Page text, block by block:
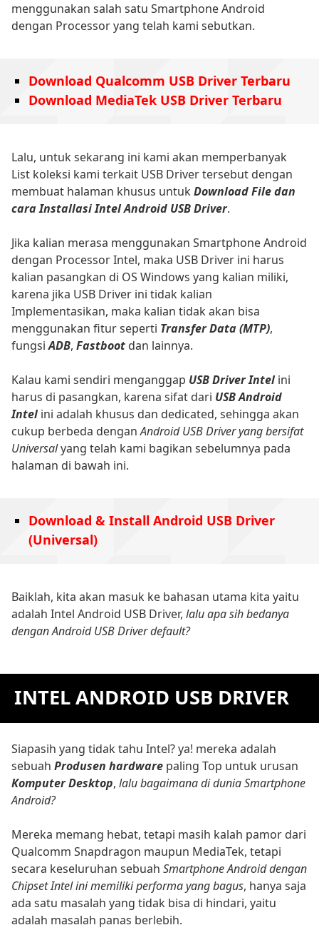
menggunakan salah satu Smartphone Android
dengan Processor yang telah kami sebutkan.
Download Qualcomm USB Driver Terbaru
Download MediaTek USB Driver Terbaru
Lalu, untuk sekarang ini kami akan memperbanyak
List koleksi kami terkait USB Driver tersebut dengan
membuat halaman khusus untukDownload File dan
cara Installasi Intel Android USB Driver.
Jika kalian merasa menggunakan Smartphone Android
dengan Processor Intel, maka USB Driver ini harus
kalian pasangkan di OS Windows yang kalian miliki,
karena jika USB Driver ini tidak kalian
Implementasikan, maka kalian tidak akan bisa
menggunakan fitur seperti Transfer Data (MTP),
fungsiADB, Fastboot dan lainnya.
Kalau kami sendiri menganggap USB Driver Intel ini
harus di pasangkan, karena sifat dari USB Android
Intel ini adalah khusus dan dedicated, sehingga akan
cukup berbeda denganAndroid USB Driver yang bersifat
Universalyang telah kami bagikan sebelumnya pada
halaman di bawah ini.
Download & Install Android USB Driver
(Universal)
Baiklah, kita akan masuk ke bahasan utama kita yaitu
adalah Intel Android USB Driver, lalu apa sih bedanya
dengan Android USB Driver default?
INTEL ANDROID USB DRIVER
Siapasih yang tidak tahu Intel? ya! mereka adalah
sebuah Produsen hardware paling Top untuk urusan
Komputer Desktop, lalu bagaimana di dunia Smartphone
Android?
Mereka memang hebat, tetapi masih kalah pamor dari
Qualcomm Snapdragon maupun MediaTek, tetapi
secara keseluruhan sebuah Smartphone Android dengan
Chipset Intel ini memiliki performa yang bagus, hanya saja
ada satu masalah yang tidak bisa di hindari, yaitu
adalah masalah panas berlebih.